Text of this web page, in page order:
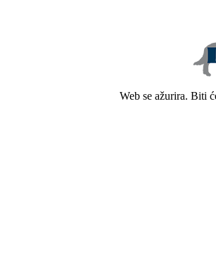
Web se ažurira. Biti